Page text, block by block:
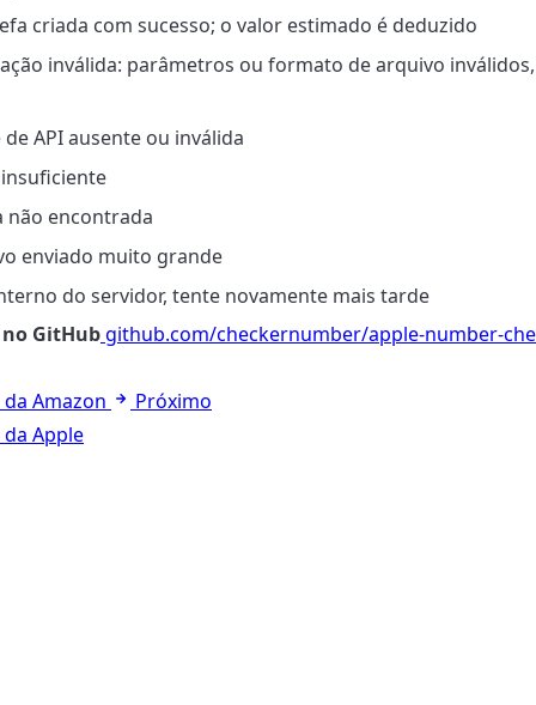
criada com sucesso; o valor estimado é deduzido
inválida: parâmetros ou formato de arquivo
de API ausente ou inválida
não encontrada
enviado muito grande
do servidor, tente novamente mais tarde
GitHubgithub.com/checkernumber/apple-number-
Amazon
Próximo
Apple